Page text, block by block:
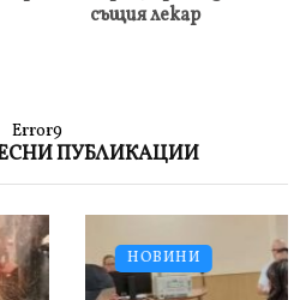
същия лекар
Error9
ПУБЛИКАЦИИ